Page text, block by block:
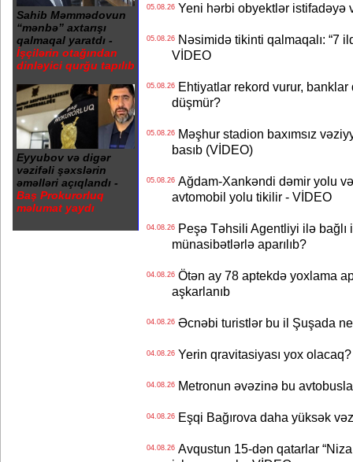
Sahib Məmmədovun
“mənbə” axtarışı
qalmaqal yaratdı -
İşçilərin otağından
dinləyici qurğu tapılıb
Eyyubov və digər
vəzifəli şəxslərin
əməlləri açıqlandı -
Baş Prokurorluq
məlumat yaydı
05.08.26Yeni hərbi obyektlər istifadəyə
05.08.26Nəsimidə tikinti qalmaqalı: “7
VİDEO
05.08.26Ehtiyatlar rekord vurur, banklar
düşmür?
05.08.26Məşhur stadion baxımsız
basıb (VİDEO)
05.08.26Ağdam-Xankəndi dəmir yolu
avtomobil yolu tikilir - VİDEO
04.08.26Peşə Təhsili Agentliyi ilə bağlı
münasibətlərlə aparılıb?
04.08.26Ötən ay 78 aptekdə yoxlama
aşkarlanıb
04.08.26Əcnəbi turistlər bu il Şuşada
04.08.26Yerin qravitasiyası yox
04.08.26Metronun əvəzinə bu
04.08.26Eşqi Bağırova daha yüksək
04.08.26Avqustun 15-dən qatarlar